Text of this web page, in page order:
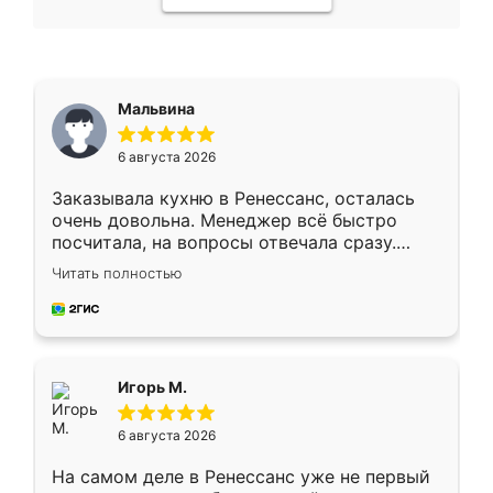
Мальвина
6 августа 2026
Заказывала кухню в Ренессанс, осталась
очень довольна. Менеджер всё быстро
посчитала, на вопросы отвечала сразу.
Замерщик приехал в субботу, подошёл к
делу со всей ответственностью. Собрали
за день, ребята работали аккуратно, даже
Читать полностью
Игорь М.
6 августа 2026
На самом деле в Ренессанс уже не первый